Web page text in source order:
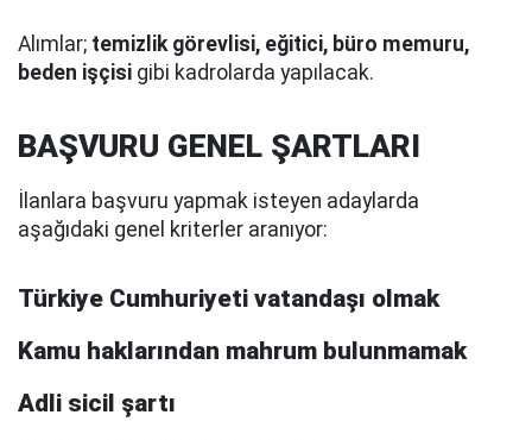
Alımlar; temizlik görevlisi, eğitici, büro memuru,
beden işçisi gibi kadrolarda yapılacak.
BAŞVURU GENEL ŞARTLARI
İlanlara başvuru yapmak isteyen adaylarda
aşağıdaki genel kriterler aranıyor:
Türkiye Cumhuriyeti vatandaşı olmak
Kamu haklarından mahrum bulunmamak
Adli sicil şartı